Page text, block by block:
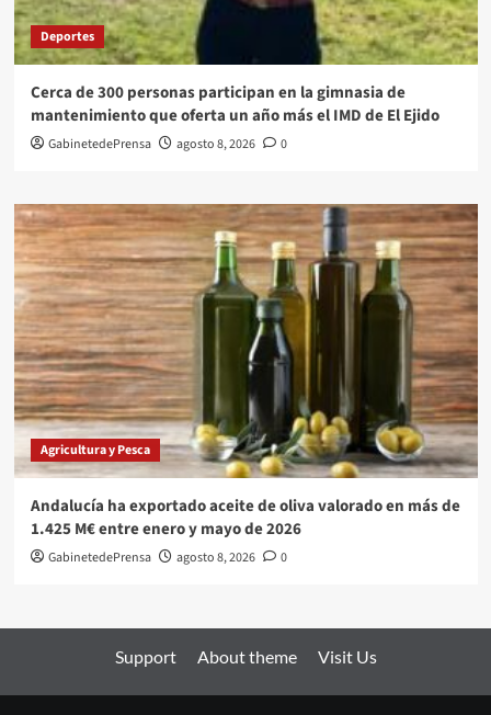
Deportes
Cerca de 300 personas participan en la gimnasia de
mantenimiento que oferta un año más el IMD de El Ejido
GabinetedePrensa agosto 8, 2026 0
Agricultura y Pesca
Andalucía ha exportado aceite de oliva valorado en más de
1.425 M€ entre enero y mayo de 2026
GabinetedePrensa agosto 8, 2026 0
Support About theme Visit Us